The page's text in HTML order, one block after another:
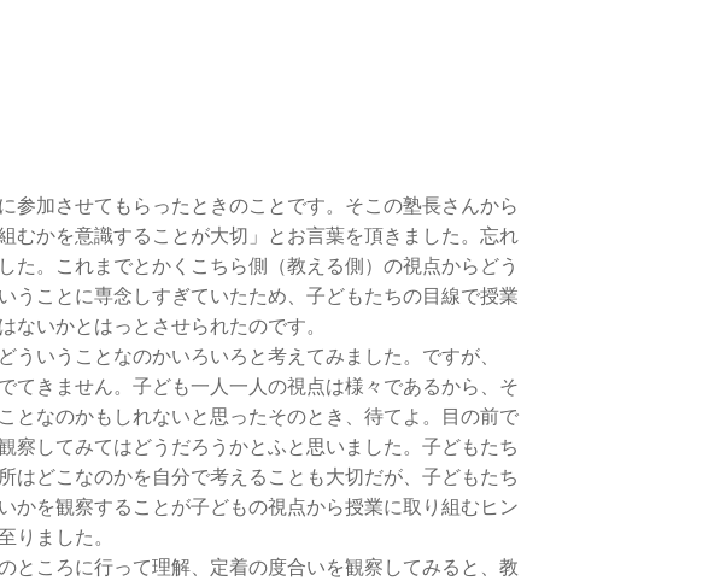
加させてもらったときのことです。そこの塾長さんから
むかを意識することが大切」とお言葉を頂きました。忘れ
た。これまでとかくこちら側（教える側）の視点からどう
うことに専念しすぎていたため、子どもたちの目線で授業
ないかとはっとさせられたのです。
ういうことなのかいろいろと考えてみました。ですが、
てきません。子ども一人一人の視点は様々であるから、そ
となのかもしれないと思ったそのとき、待てよ。目の前で
察してみてはどうだろうかとふと思いました。子どもたち
はどこなのかを自分で考えることも大切だが、子どもたち
かを観察することが子どもの視点から授業に取り組むヒン
りました。
ころに行って理解、定着の度合いを観察してみると、教